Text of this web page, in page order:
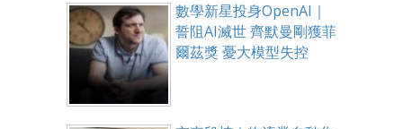
數學新星投身OpenAI｜
誓阻AI滅世 齊默曼剛獲菲
爾茲獎 憂大模型失控